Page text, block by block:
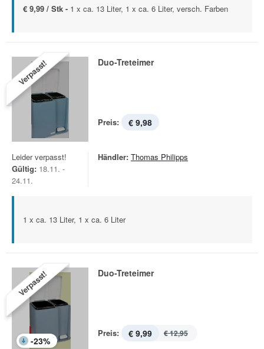
€ 9,99 / Stk - 1 x ca. 13 Liter, 1 x ca. 6 Liter, versch. Farben
Verpasst! Duo-Treteimer
Preis: € 9,98
Leider verpasst!
Gültig: 18.11. -
24.11.
Händler: Thomas Philipps
1 x ca. 13 Liter, 1 x ca. 6 Liter
Verpasst!
-23%
Duo-Treteimer
Preis: € 9,99 € 12,95